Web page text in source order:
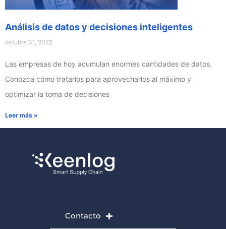
Análisis de datos y decisiones inteligentes
octubre 31, 2022
Las empresas de hoy acumulan enormes cantidades de datos.
Conozca cómo tratarlos para aprovecharlos al máximo y
optimizar la toma de decisiones
Leer más »
Contacto